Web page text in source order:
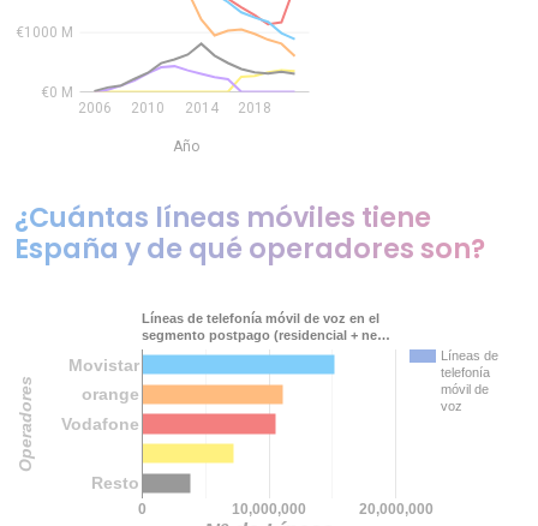
2006 2010 2014 2018
Año
€0 M
€1000 M
¿Cuántas líneas móviles tiene
España y de qué operadores son?
Líneas de telefonía móvil de voz en el
segmento postpago (residencial + ne…
Líneas de
telefonía
móvil de
voz
0 10,000,000 20,000,000
Movistar
orange
Vodafone
Resto
Operadores